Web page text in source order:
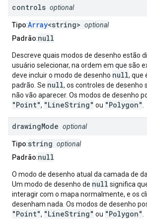
controls optional
Tipo:Array<string> optional
Padrão:null
Descreve quais modos de desenho estão
usuário selecionar, na ordem em que são
deve incluir o modo de desenho null, que
padrão. Se null, os controles de desenho
não vão aparecer. Os modos de desenho
"Point", "LineString" ou "Polygon"
drawingMode optional
Tipo:string optional
Padrão:null
O modo de desenho atual da camada de
Um modo de desenho de null significa
interagir com o mapa normalmente, e os
desenham nada. Os modos de desenho
"Point", "LineString" ou "Polygon"